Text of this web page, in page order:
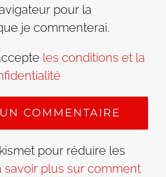
pour la
je commenterai.
les conditions et la
pour réduire les
savoir plus sur comment